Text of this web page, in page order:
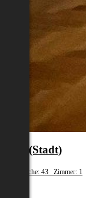
Graz(Stadt)
Wohnfläche: 43 Zimmer: 1